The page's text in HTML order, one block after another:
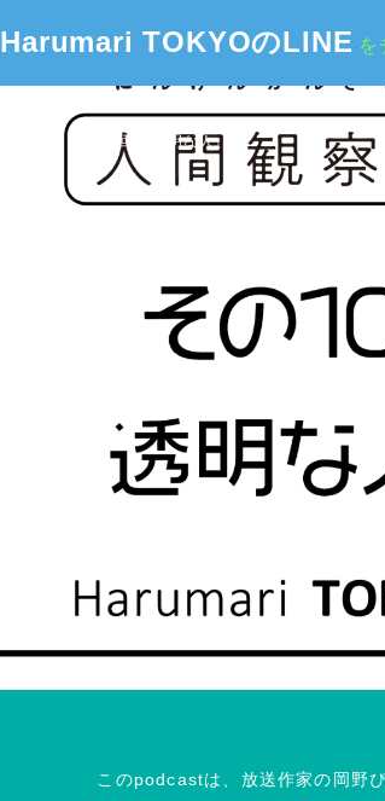
Harumari TOKYOのLINE を
第十回 『透明な人』
このpodcastは、放送作家の岡野